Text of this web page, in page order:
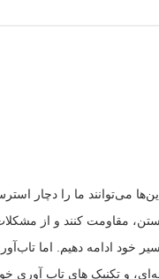
ما را دچار استرس
مقاومت کنند و از
خود ادامه دهیم. اما
و تکنیک های تاب آوری